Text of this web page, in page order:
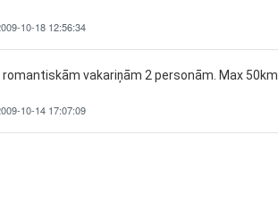
10-18 12:56:34
vakariņām 2 personām. Max
10-14 17:07:09